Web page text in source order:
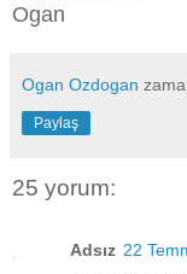
Ogan
Ogan Ozdogan
Paylaş
25 yorum:
Adsız 22